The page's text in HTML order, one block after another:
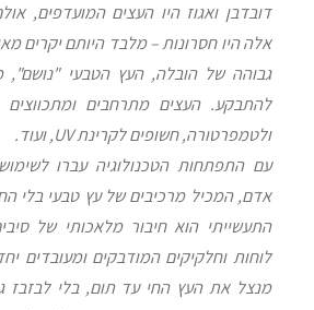
דובדבן ואגוז היו העצים המועדפים,
אלה היו חסרונות – מלבד היותם יקרים
גבוהה של הובלה, העץ הטבעי "נושם",
להתבקע. העצים מתרחבים
ולטמפרטורה, חשופים לקרינת UV, ועוד.
עם התפתחות הטכנולוגיה עברו
אדם, המכיל מרכיבים של עץ טבעי בלי
התעשייתי הוא חיבור מלאכותי של
לוחות וחלקיקים המודבקים ומעובדים
מנצל את העץ החי עד תום, בלי לבזבז